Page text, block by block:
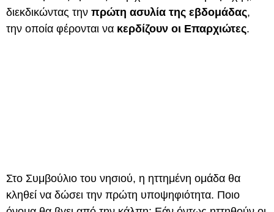
διεκδικώντας την πρώτη ασυλία της εβδομάδας,
την οποία φέρονται να κερδίζουν οι Επαρχιώτες.
Στο Συμβούλιο του νησιού, η ηττημένη ομάδα θα
κληθεί να δώσει την πρώτη υποψηφιότητα. Ποιο